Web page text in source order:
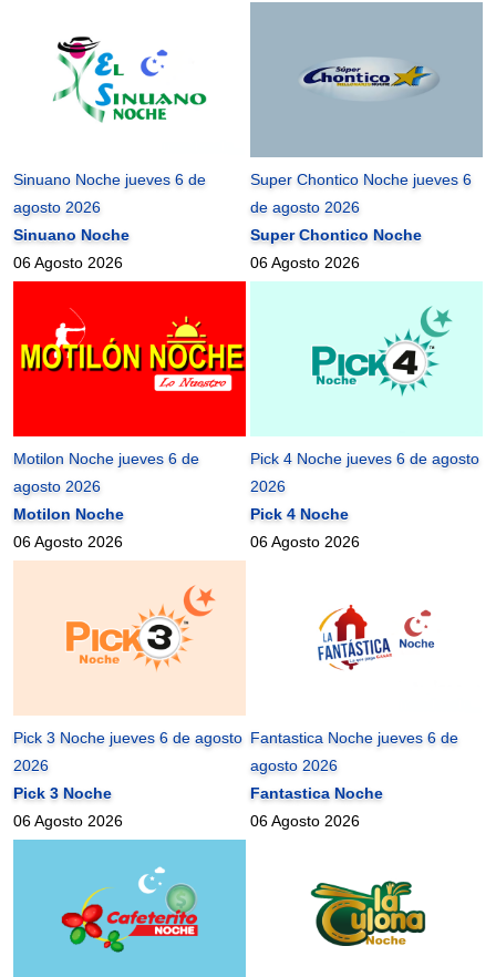
Sinuano Noche jueves 6 de
agosto 2026
Sinuano Noche
06 Agosto 2026
Super Chontico Noche jueves 6
de agosto 2026
Super Chontico Noche
06 Agosto 2026
Motilon Noche jueves 6 de
agosto 2026
Motilon Noche
06 Agosto 2026
Pick 4 Noche jueves 6 de agosto
2026
Pick 4 Noche
06 Agosto 2026
Pick 3 Noche jueves 6 de agosto
2026
Pick 3 Noche
06 Agosto 2026
Fantastica Noche jueves 6 de
agosto 2026
Fantastica Noche
06 Agosto 2026